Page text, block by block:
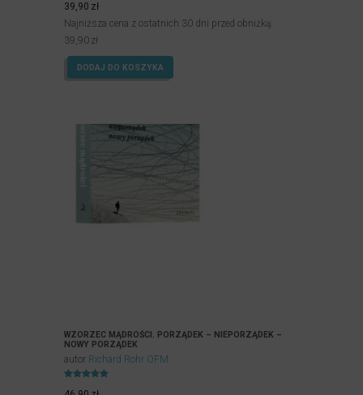
5.00
na 5.
39,90 zł
Najniższa cena z ostatnich 30 dni przed obniżką:
39,90 zł
DODAJ DO KOSZYKA
WZORZEC MĄDROŚCI. PORZĄDEK – NIEPORZĄDEK –
NOWY PORZĄDEK
autor Richard Rohr OFM
5.00